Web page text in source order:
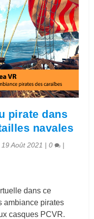
pirate dans
navales
19 Août 2021 |0 |
dans ce
ambiance pirates
casques PCVR.